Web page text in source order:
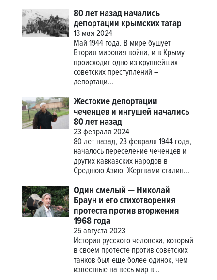
80 лет назад начались
депортации крымских татар
18 мая 2024
Май 1944 года. В мире бушует
Вторая мировая война, и в Крыму
происходит одно из крупнейших
советских преступлений –
депортаци...
Жестокие депортации
чеченцев и ингушей начались
80 лет назад
23 февраля 2024
80 лет назад, 23 февраля 1944 года,
началось переселение чеченцев и
других кавказских народов в
Среднюю Азию. Жертвами сталин...
Один смелый — Николай
Браун и его стихотворения
протеста против вторжения
1968 года
25 августа 2023
История русского человека, который
в своем протесте против советских
танков был еще более одинок, чем
известные на весь мир в...